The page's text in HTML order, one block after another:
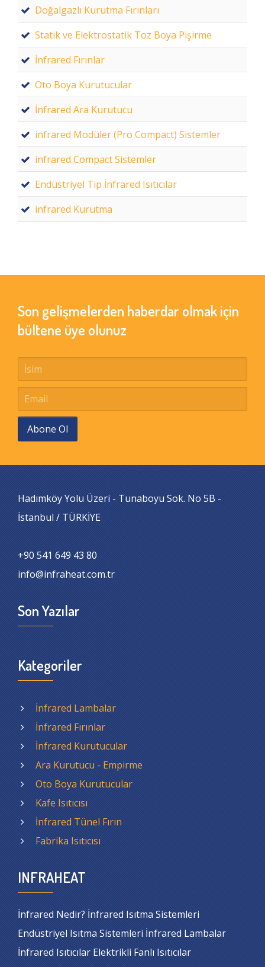
Doğalgazlı Kurutma Fırınları
Statik ve Elektrostatik Toz Boya Pişirme
İnfrared Fırınlar
Oto Boya Kurutucular
İnfrared Ara Kurutucu
infrared Modüler (Pro Compact) Sistemler
infrared Compact Sistemler
Endüstriyel Tip İnfrared Isıtıcılar
infrared Kurutma
Son gelişmelerden haberdar olmak için
bültene üye olunuz
Abone Ol
Hadımköy Yolu Üzeri - Tunaboyu Sok. No 5B -
İstanbul / TÜRKİYE
+90 541 649 43 80
info@infraheat.com.tr
Son Yazılar
Kategoriler
İnfrared Lambalar
İnfrared Fırınlar
İnfrared Kurutucular
Ara Kurutucu - Empirme
Oto Boya Kurutucular
Kafe Isıtıcısı
İnfrared Tünel Fırın
Fabrika Isıtıcısı
INFRAHEAT
İnfrared Nedir? İnfrared Isıtma Sistemleri
Endüstriyel Isıtma Sistemleri İnfrared Lambalar
İnfrared Isıtıcılar Elektrikli Fanlı Isıtıcılar